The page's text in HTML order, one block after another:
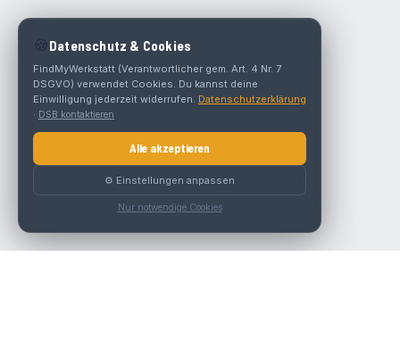
🍪 Datenschutz & Cookies
FindMyWerkstatt (Verantwortlicher gem. Art. 4 Nr. 7
DSGVO) verwendet Cookies. Du kannst deine
Einwilligung jederzeit widerrufen. Datenschutzerklärung
· DSB kontaktieren
Alle akzeptieren
⚙️ Einstellungen anpassen
Nur notwendige Cookies